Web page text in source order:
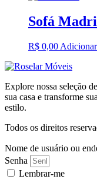
Sofá Madri
R$ 0,00
Explore nossa seleção
sua casa e transforme
estilo.
Todos os direitos
Nome de usuário ou
Senha
Lembrar-me